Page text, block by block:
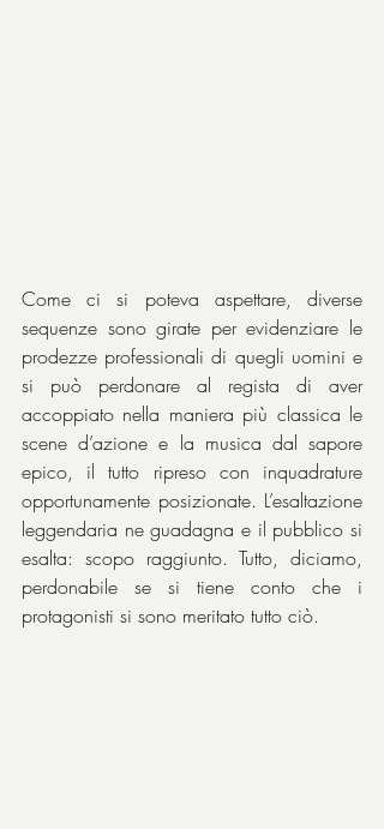
Come ci si poteva aspettare, diverse
sequenze sono girate per evidenziare le
prodezze professionali di quegli uomini e
si può perdonare al regista di aver
accoppiato nella maniera più classica le
scene d’azione e la musica dal sapore
epico, il tutto ripreso con inquadrature
opportunamente posizionate. L’esaltazione
leggendaria ne guadagna e il pubblico si
esalta: scopo raggiunto. Tutto, diciamo,
perdonabile se si tiene conto che i
protagonisti si sono meritato tutto ciò.